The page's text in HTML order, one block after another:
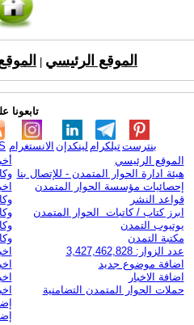
الموقع الرئيسي
تابعونا
الانستغرام لينكدإن تيلكرامبنترست
الموقع الرئيسي
هيئة ادارة الحوار المتمدن - للإتصال بنا
إحصائيات مؤسسة الحوار المتمدن
قواعد النشر
ابرز كتاب / كاتبات الحوار المتمدن
يوتيوب التمدن
مكتبة التمدن
عدد الزوار: 3,427,462,828
اضافة موضوع جديد
اضافة الاخبار
حملات الحوار المتمدن التضامنية